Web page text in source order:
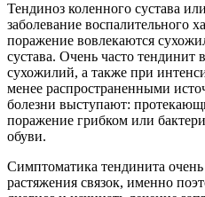
Тендиноз коленного сустава
заболевание воспалительного
поражение вовлекаются
сустава. Очень часто тендинит
сухожилий, а также при
менее распространенными
болезни выступают:
поражение грибком или
обуви.
Симптоматика тендинита
растяжения связок, именно